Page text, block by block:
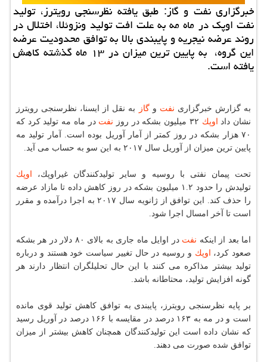
خبرگزاری نفت و گاز: طبق یافته نظرسنجی رویترز، تولید
نفت اوپك در ماه مه به علت افت تولید ونزوئلا، اختلال در
روند عرضه نیجریه و پایبندی بالا به توافق محدودیت عرضه
این گروه، به پایین ترین میزان در ۱۳ ماه گذشته كاهش
یافته است.
به گزارش خبرگزاری نفت وگاز
به نقل از ایسنا، نظرسنجی رویترز
نشان داد اوپك نفت در ماه مه تولید كرد كه
۷۰ هزار بشكه در روز كمتر از آمار آوریل بوده است. آمار تولید مه
پایین ترین میزان از آوریل سال ۲۰۱۷ به این سو به حساب می آید.
تحت پیمان نفتی با روسیه و سایر تولیدكنندگان غیراوپك، اوپك
تولیدش را حدود ۱.۲ میلیون بشكه در روز كاهش داده تا مازاد عرضه
را حذف كند. این توافق از ژانویه سال ۲۰۱۷ به اجرا درآمده و مقرر
است تا آخر امسال اجرا شود.
اما بعد از اینكه نفت
در اوایل ماه جاری به بالای ۸۰ دلار در هر بشكه
صعود كرد، اوپك و روسیه در حال تغییر سیاست خود هستند و درباره
تولید بیشتر مذاكره می كنند با این حال تحلیلگران انتظار دارند هر
گونه افزایش تولید، محتاطانه باشد.
بر پایه نظرسنجی رویترز، پایبندی به توافق كاهش تولید قوی مانده
است و در مه به ۱۶۳ درصد در مقایسه با ۱۶۶ درصد در آوریل رسید
كه نشان داده است این تولیدكنندگان همچنان كاهش بیشتر از میزان
توافق شده صورت می دهند.